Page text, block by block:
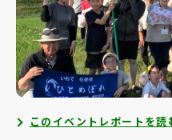
このイベントレポートを読